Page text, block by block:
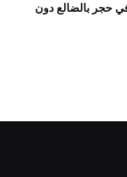
حجر بالضالع دون